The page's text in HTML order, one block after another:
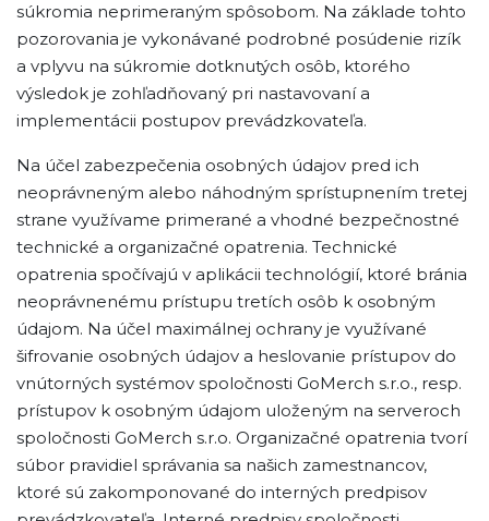
súkromia neprimeraným spôsobom. Na základe tohto
pozorovania je vykonávané podrobné posúdenie rizík
a vplyvu na súkromie dotknutých osôb, ktorého
výsledok je zohľadňovaný pri nastavovaní a
implementácii postupov prevádzkovateľa.
Na účel zabezpečenia osobných údajov pred ich
neoprávneným alebo náhodným sprístupnením tretej
strane využívame primerané a vhodné bezpečnostné
technické a organizačné opatrenia. Technické
opatrenia spočívajú v aplikácii technológií, ktoré bránia
neoprávnenému prístupu tretích osôb k osobným
údajom. Na účel maximálnej ochrany je využívané
šifrovanie osobných údajov a heslovanie prístupov do
vnútorných systémov spoločnosti GoMerch s.r.o., resp.
prístupov k osobným údajom uloženým na serveroch
spoločnosti GoMerch s.r.o. Organizačné opatrenia tvorí
súbor pravidiel správania sa našich zamestnancov,
ktoré sú zakomponované do interných predpisov